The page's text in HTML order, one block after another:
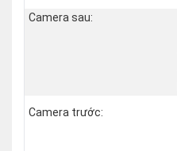
Camera sau:
Camera trước: